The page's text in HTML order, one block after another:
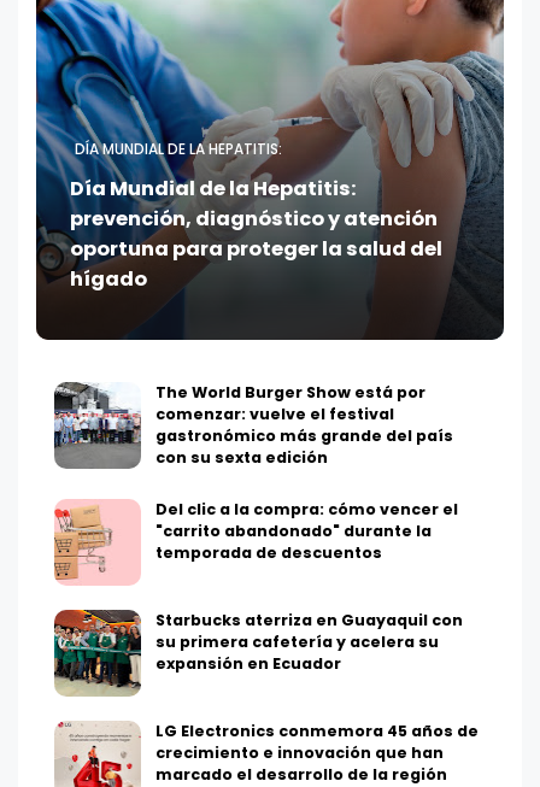
DÍA MUNDIAL DE LA HEPATITIS:
Día Mundial de la Hepatitis:
prevención, diagnóstico y atención
oportuna para proteger la salud del
hígado
The World Burger Show está por
comenzar: vuelve el festival
gastronómico más grande del país
con su sexta edición
Del clic a la compra: cómo vencer el
"carrito abandonado" durante la
temporada de descuentos
Starbucks aterriza en Guayaquil con
su primera cafetería y acelera su
expansión en Ecuador
LG Electronics conmemora 45 años de
crecimiento e innovación que han
marcado el desarrollo de la región